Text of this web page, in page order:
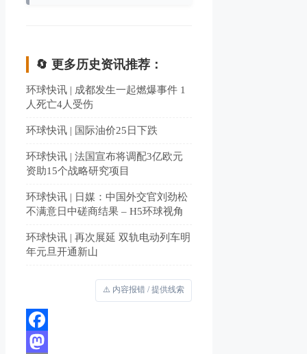
🔄 更多历史资讯推荐：
环球快讯 | 成都发生一起燃爆事件 1
人死亡4人受伤
环球快讯 | 国际油价25日下跌
环球快讯 | 法国宣布将调配3亿欧元
资助15个战略研究项目
环球快讯 | 日媒：中国外交官刘劲松
不满意日中磋商结果 – H5环球视角
环球快讯 | 再次展延 双轨电动列车明
年元旦开通新山
⚠️ 内容报错 / 提供线索
Facebook